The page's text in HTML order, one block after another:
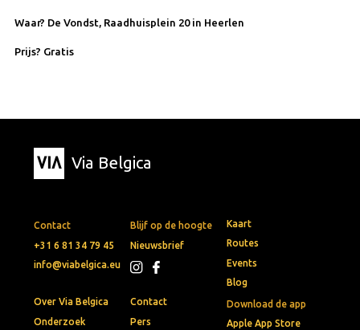
Waar? De Vondst, Raadhuisplein 20 in Heerlen
Prijs? Gratis
Via Belgica
Contact
+31 6 81 34 79 45
info@viabelgica.eu
Blijf op de hoogte
Nieuwsbrief
Download de app
Apple App Store
Kaart
Routes
Events
Blog
Over Via Belgica
Onderzoek
Contact
Pers